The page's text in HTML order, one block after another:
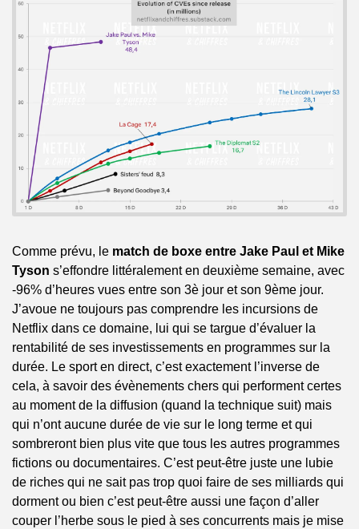
Comme prévu, le match de boxe entre Jake Paul et Mike
Tyson s’effondre littéralement en deuxième semaine, avec
-96% d’heures vues entre son 3è jour et son 9ème jour.
J’avoue ne toujours pas comprendre les incursions de
Netflix dans ce domaine, lui qui se targue d’évaluer la
rentabilité de ses investissements en programmes sur la
durée. Le sport en direct, c’est exactement l’inverse de
cela, à savoir des évènements chers qui performent certes
au moment de la diffusion (quand la technique suit) mais
qui n’ont aucune durée de vie sur le long terme et qui
sombreront bien plus vite que tous les autres programmes
fictions ou documentaires. C’est peut-être juste une lubie
de riches qui ne sait pas trop quoi faire de ses milliards qui
dorment ou bien c’est peut-être aussi une façon d’aller
couper l’herbe sous le pied à ses concurrents mais je mise